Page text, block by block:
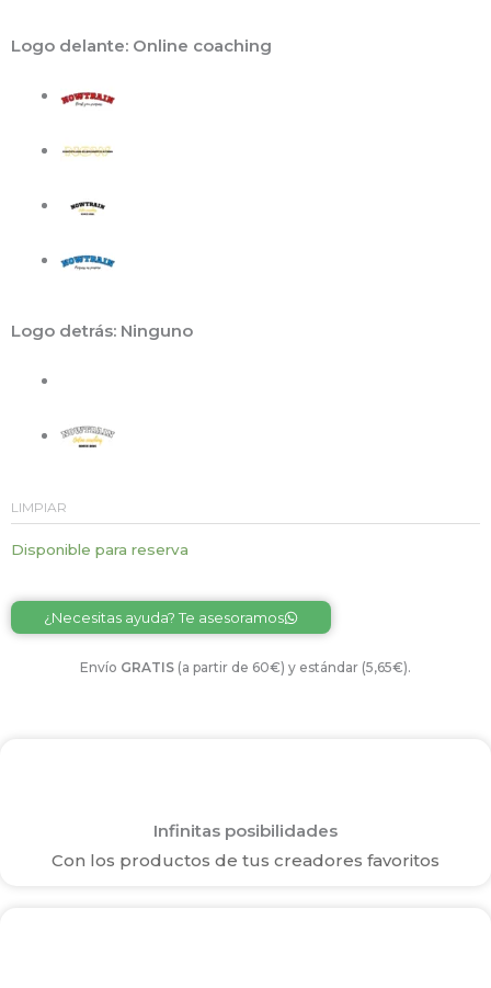
Logo delante: Online coaching
Logo detrás: Ninguno
LIMPIAR
Disponible para reserva
Alternative:
¿Necesitas ayuda? Te asesoramos
Envío GRATIS (a partir de 60€) y estándar (5,65€).
Infinitas posibilidades
Con los productos de tus creadores favoritos